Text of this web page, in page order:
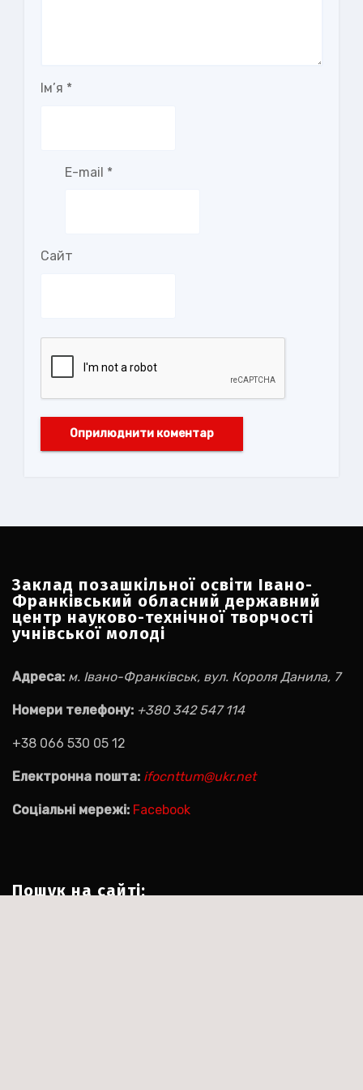
Ім’я *
E-mail *
Сайт
Заклад позашкільної освіти Івано-
Франківський обласний державний
центр науково-технічної творчості
учнівської молоді
Адреса: м. Івано-Франківськ, вул. Короля Данила, 7
Номери телефону: +380 342 547 114
+38 066 530 05 12
Електронна пошта: ifocnttum@ukr.net
Соціальні мережі: Facebook
Пошук на сайті: